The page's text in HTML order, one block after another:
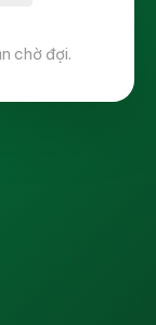
chờ đợi.